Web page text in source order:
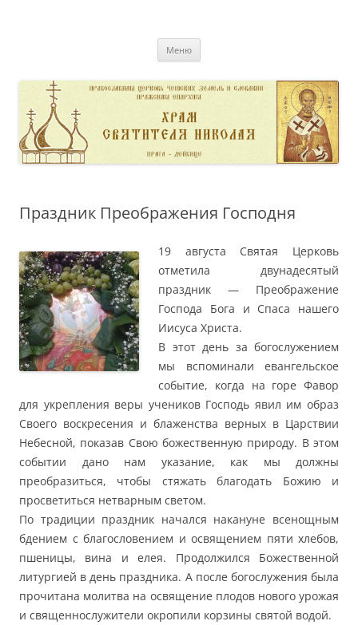
Меню
Праздник Преображения Господня
19 августа Святая Церковь
отметила двунадесятый
праздник — Преображение
Господа Бога и Спаса нашего
Иисуса Христа.
В этот день за богослужением
мы вспоминали евангельское
событие, когда на горе Фавор
для укрепления веры учеников Господь явил им образ
Своего воскресения и блаженства верных в Царствии
Небесной, показав Свою божественную природу. В этом
событии дано нам указание, как мы должны
преобразиться, чтобы стяжать благодать Божию и
просветиться нетварным светом.
По традиции праздник начался накануне всенощным
бдением с благословением и освящением пяти хлебов,
пшеницы, вина и елея. Продолжился Божественной
литургией в день праздника. А после богослужения была
прочитана молитва на освящение плодов нового урожая
и священнослужители окропили корзины святой водой.